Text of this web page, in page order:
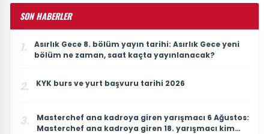
SON HABERLER
1.
Asırlık Gece 8. bölüm yayın tarihi: Asırlık Gece yeni
bölüm ne zaman, saat kaçta yayınlanacak?
2. KYK burs ve yurt başvuru tarihi 2026
3.
Masterchef ana kadroya giren yarışmacı 6 Ağustos:
Masterchef ana kadroya giren 18. yarışmacı kim